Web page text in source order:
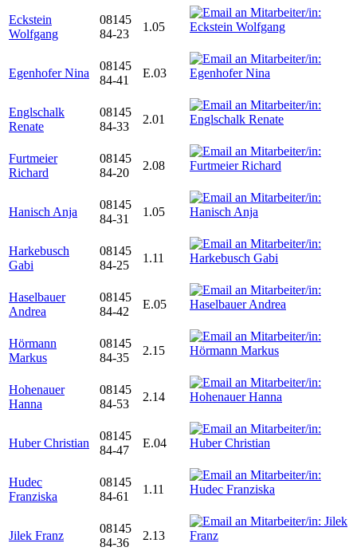
Eckstein
Wolfgang
08145
84-23
1.05
Egenhofer Nina
08145
84-41
E.03
Englschalk
Renate
08145
84-33
2.01
Furtmeier
Richard
08145
84-20
2.08
Hanisch Anja
08145
84-31
1.05
Harkebusch
Gabi
08145
84-25
1.11
Haselbauer
Andrea
08145
84-42
E.05
Hörmann
Markus
08145
84-35
2.15
Hohenauer
Hanna
08145
84-53
2.14
Huber Christian
08145
84-47
E.04
Hudec
Franziska
08145
84-61
1.11
Jilek Franz
08145
84-36
2.13